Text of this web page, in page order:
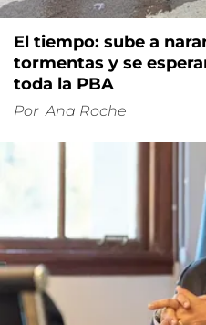
El tiempo: sube a
tormentas y se
toda la PBA
Por Ana Roche